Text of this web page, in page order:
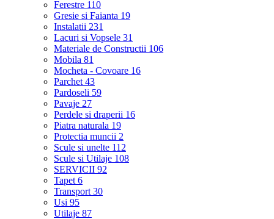
Ferestre 110
Gresie si Faianta 19
Instalatii 231
Lacuri si Vopsele 31
Materiale de Constructii 106
Mobila 81
Mocheta - Covoare 16
Parchet 43
Pardoseli 59
Pavaje 27
Perdele si draperii 16
Piatra naturala 19
Protectia muncii 2
Scule si unelte 112
Scule si Utilaje 108
SERVICII 92
Tapet 6
Transport 30
Usi 95
Utilaje 87